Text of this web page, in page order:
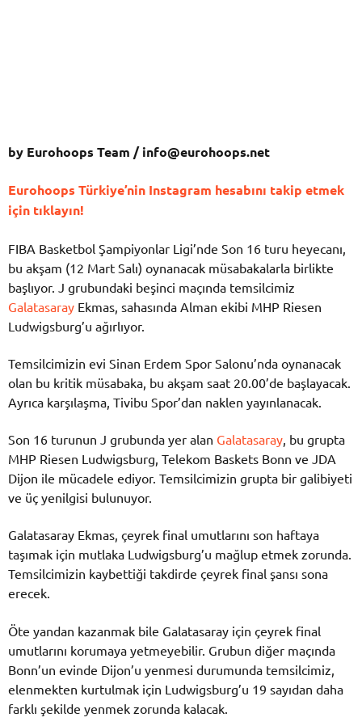
by Eurohoops Team /info@eurohoops.net
Eurohoops Türkiye’nin Instagram hesabını takip etmek
için tıklayın!
FIBA Basketbol Şampiyonlar Ligi’nde Son 16 turu heyecanı,
bu akşam (12 Mart Salı) oynanacak müsabakalarla birlikte
başlıyor. J grubundaki beşinci maçında temsilcimiz
Galatasaray Ekmas, sahasında Alman ekibi MHP Riesen
Ludwigsburg’u ağırlıyor.
Temsilcimizin evi Sinan Erdem Spor Salonu’nda oynanacak
olan bu kritik müsabaka, bu akşam saat 20.00’de başlayacak.
Ayrıca karşılaşma, Tivibu Spor’dan naklen yayınlanacak.
Son 16 turunun J grubunda yer alan Galatasaray, bu grupta
MHP Riesen Ludwigsburg, Telekom Baskets Bonn ve JDA
Dijon ile mücadele ediyor. Temsilcimizin grupta bir galibiyeti
ve üç yenilgisi bulunuyor.
Galatasaray Ekmas, çeyrek final umutlarını son haftaya
taşımak için mutlaka Ludwigsburg’u mağlup etmek zorunda.
Temsilcimizin kaybettiği takdirde çeyrek final şansı sona
erecek.
Öte yandan kazanmak bile Galatasaray için çeyrek final
umutlarını korumaya yetmeyebilir. Grubun diğer maçında
Bonn’un evinde Dijon’u yenmesi durumunda temsilcimiz,
elenmekten kurtulmak için Ludwigsburg’u 19 sayıdan daha
farklı şekilde yenmek zorunda kalacak.